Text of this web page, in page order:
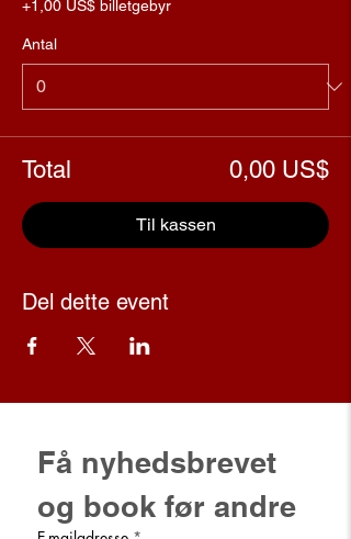
+1,00 US$ billetgebyr
Antal
Total 0,00 US$
Til kassen
Del dette event
Få nyhedsbrevet
og book før andre